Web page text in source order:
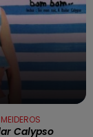
MEIDEROS
Calypso